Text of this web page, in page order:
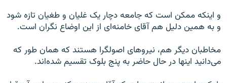
و اینکه ممکن است که جامعه دچار یک غلیان و طغیان تازه شود
و به همین دلیل هم آقای خامنه‌ای از این اوضاع نگران است.
مخاطبان دیگر هم، نیروهای اصولگرا هستند که‌‌ همان طور که
می‌دانید اینها در حال حاضر به پنج بلوک تقسیم شده‌اند.